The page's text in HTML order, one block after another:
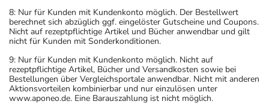
8: Nur für Kunden mit Kundenkonto möglich. Der Bestellwert
berechnet sich abzüglich ggf. eingelöster Gutscheine und Coupons.
Nicht auf rezeptpflichtige Artikel und Bücher anwendbar und gilt
nicht für Kunden mit Sonderkonditionen.
9: Nur für Kunden mit Kundenkonto möglich. Nicht auf
rezeptpflichtige Artikel, Bücher und Versandkosten sowie bei
Bestellungen über Vergleichsportale anwendbar. Nicht mit anderen
Aktionsvorteilen kombinierbar und nur einzulösen unter
www.aponeo.de. Eine Barauszahlung ist nicht möglich.